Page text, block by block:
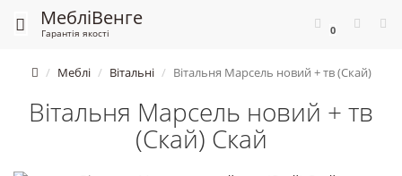
0
МебліВенге
Гарантія якості
Меблі Вітальні Вітальня Марсель новий + тв (Скай)
Вітальня Марсель новий + тв
(Скай) Скай